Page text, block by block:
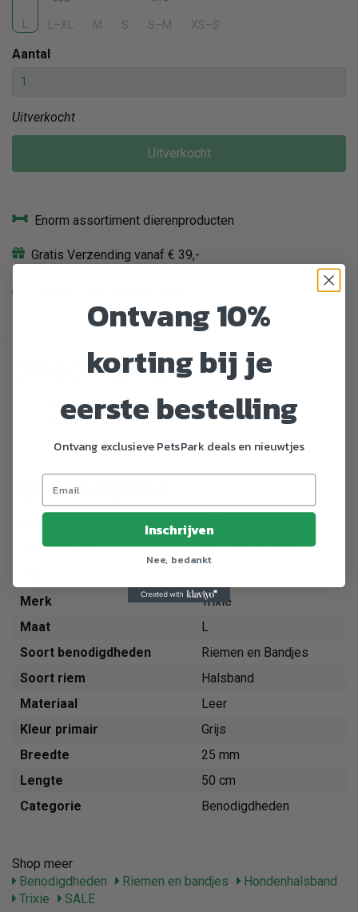
L L–XL M S S–M XS–S
Aantal
Uitverkocht
Uitverkocht
Enorm assortiment dierenproducten
Gratis Verzending vanaf € 39,-
Omschrijving
met trekker-snaphaak
gestikt
Specificaties
EAN nummer
4011905175409
Merk
Trixie
Maat
L
Soort benodigdheden
Riemen en Bandjes
Soort riem
Halsband
Materiaal
Leer
Kleur primair
Grijs
Breedte
25 mm
Lengte
50 cm
Categorie
Benodigdheden
Shop meer
Benodigdheden
Riemen en bandjes
Hondenhalsband
Trixie
SALE
Ontvang 10%
korting bij je
eerste bestelling
Ontvang exclusieve PetsPark deals en nieuwtjes
Inschrijven
Nee, bedankt